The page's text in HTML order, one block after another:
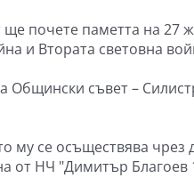
почете паметта на 27
и Втората световна
Общински съвет –
му се осъществява чрез
от НЧ "Димитър Благоев